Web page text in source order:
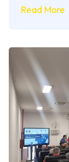
Read More